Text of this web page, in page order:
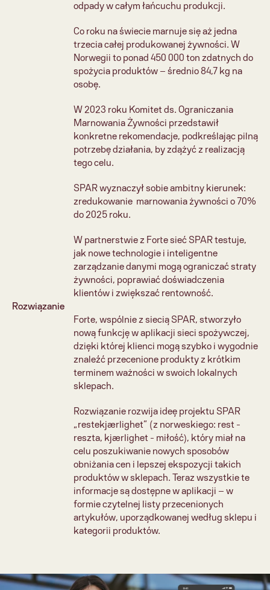
odpady w całym łańcuchu produkcji.
Co roku na świecie marnuje się aż jedna
trzecia całej produkowanej żywności. W
Norwegii to ponad 450 000 ton zdatnych do
spożycia produktów – średnio 84,7 kg na
osobę.
W 2023 roku Komitet ds. Ograniczania
Marnowania Żywności przedstawił
konkretne rekomendacje, podkreślając pilną
potrzebę działania, by zdążyć z realizacją
tego celu.
SPAR wyznaczył sobie ambitny kierunek:
zredukowanie  marnowania żywności o 70%
do 2025 roku.
W partnerstwie z Forte sieć SPAR testuje,
jak nowe technologie i inteligentne
zarządzanie danymi mogą ograniczać straty
żywności, poprawiać doświadczenia
klientów i zwiększać rentowność.
Rozwiązanie
Forte, wspólnie z siecią SPAR, stworzyło
nową funkcję w aplikacji sieci spożywczej,
dzięki której klienci mogą szybko i wygodnie
znaleźć przecenione produkty z krótkim
terminem ważności w swoich lokalnych
sklepach.
Rozwiązanie rozwija ideę projektu SPAR
„restekjærlighet” (z norweskiego: rest -
reszta, kjærlighet - miłość), który miał na
celu poszukiwanie nowych sposobów
obniżania cen i lepszej ekspozycji takich
produktów w sklepach. Teraz wszystkie te
informacje są dostępne w aplikacji – w
formie czytelnej listy przecenionych
artykułów, uporządkowanej według sklepu i
kategorii produktów.